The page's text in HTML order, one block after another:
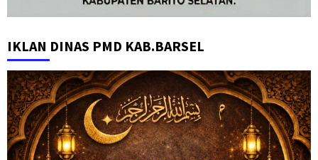
IKLAN DINAS PMD KAB.BARSEL